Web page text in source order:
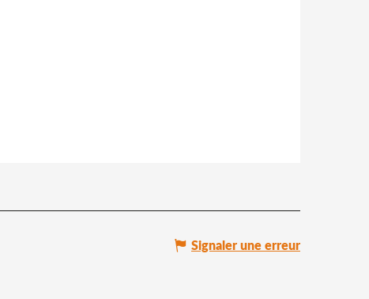
Signaler une erreur